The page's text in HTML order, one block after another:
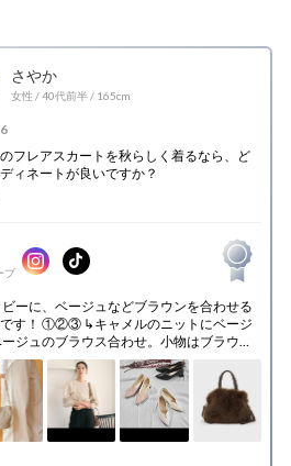
さやか
女性 /40代前半/ 165cm
フレアスカートを秋らしく着るなら、ど
ィネートが良いですか？
ブ
ーに、ベージュなどブラウンを合わせる
にベージ
をプラスして着るとカジュアルになりす